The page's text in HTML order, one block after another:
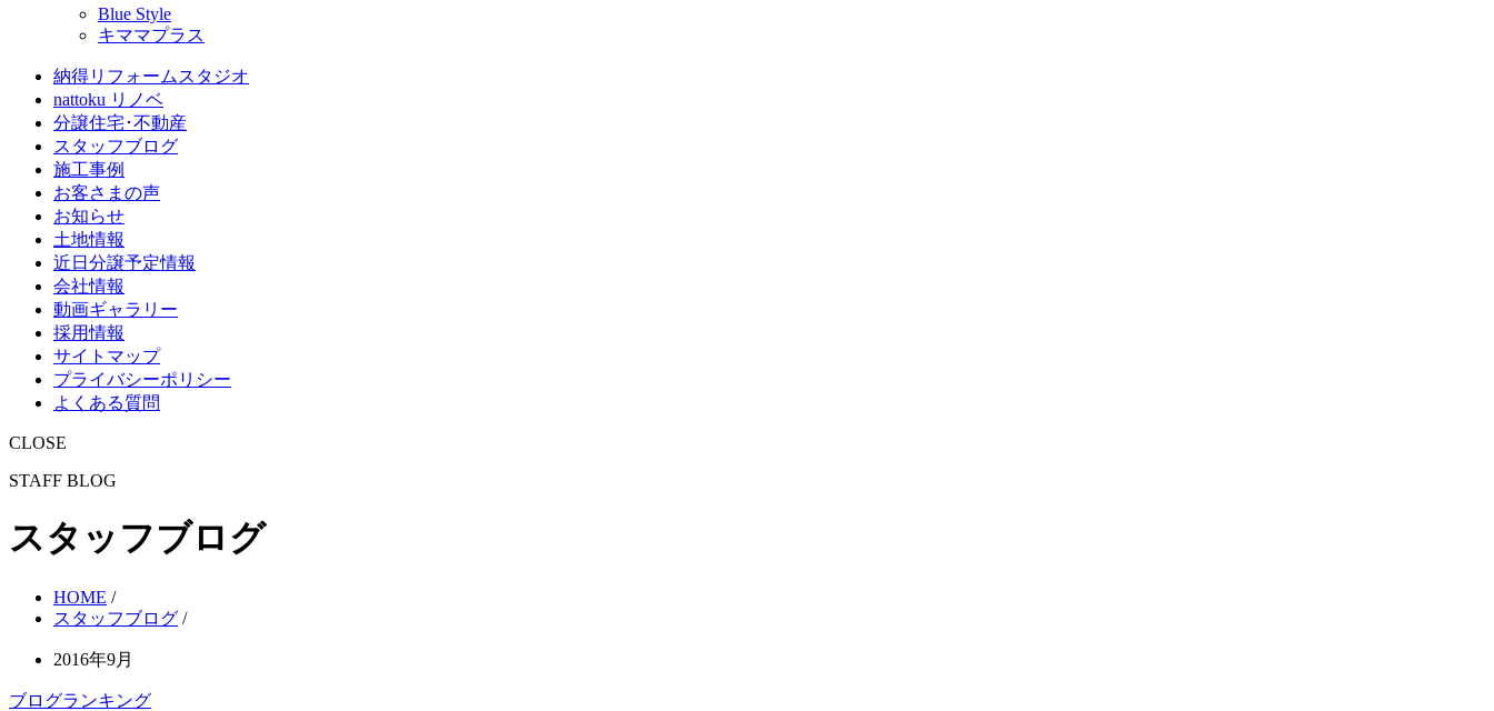
Blue Style
キママプラス
納得リフォームスタジオ
nattoku リノベ
分譲住宅･不動産
スタッフブログ
施工事例
お客さまの声
お知らせ
土地情報
近日分譲予定情報
会社情報
動画ギャラリー
採用情報
サイトマップ
プライバシーポリシー
よくある質問
CLOSE
STAFF BLOG
スタッフブログ
HOME /
スタッフブログ /
2016年9月
ブログランキング